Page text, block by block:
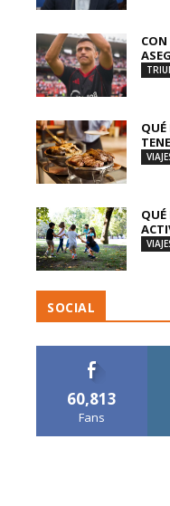
QUÉ
QUÉ
SOCIAL
60,813
Fans